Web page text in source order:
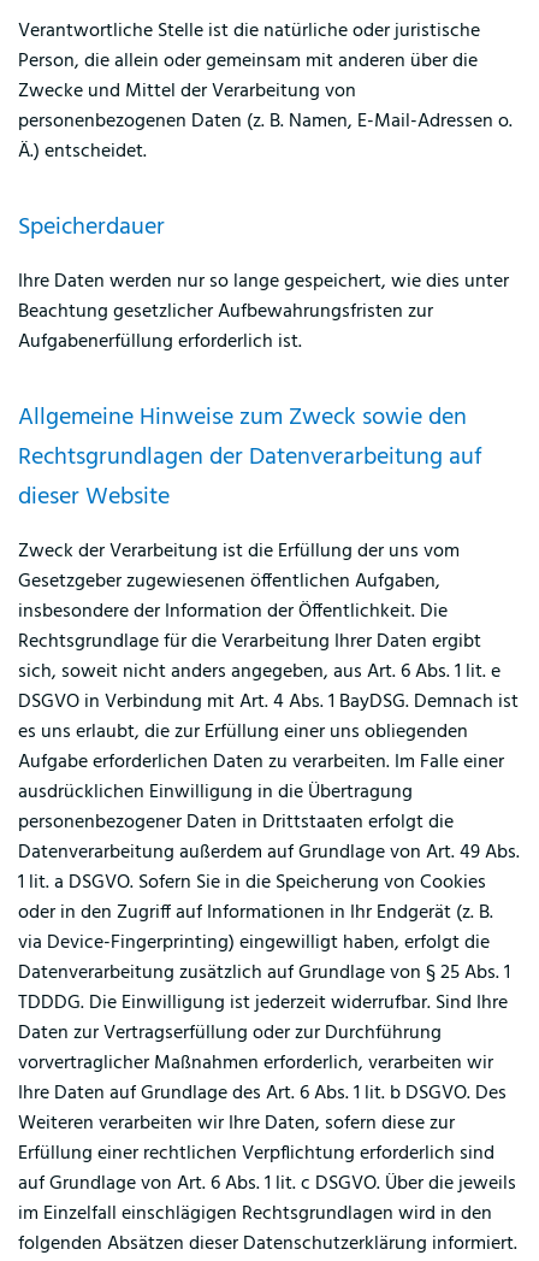
Verantwortliche Stelle ist die natürliche oder juristische
Person, die allein oder gemeinsam mit anderen über die
Zwecke und Mittel der Verarbeitung von
personenbezogenen Daten (z. B. Namen, E-Mail-Adressen o.
Ä.) entscheidet.
Speicherdauer
Ihre Daten werden nur so lange gespeichert, wie dies unter
Beachtung gesetzlicher Aufbewahrungsfristen zur
Aufgabenerfüllung erforderlich ist.
Allgemeine Hinweise zum Zweck sowie den
Rechtsgrundlagen der Datenverarbeitung auf
dieser Website
Zweck der Verarbeitung ist die Erfüllung der uns vom
Gesetzgeber zugewiesenen öffentlichen Aufgaben,
insbesondere der Information der Öffentlichkeit. Die
Rechtsgrundlage für die Verarbeitung Ihrer Daten ergibt
sich, soweit nicht anders angegeben, aus Art. 6 Abs. 1 lit. e
DSGVO in Verbindung mit Art. 4 Abs. 1 BayDSG. Demnach ist
es uns erlaubt, die zur Erfüllung einer uns obliegenden
Aufgabe erforderlichen Daten zu verarbeiten. Im Falle einer
ausdrücklichen Einwilligung in die Übertragung
personenbezogener Daten in Drittstaaten erfolgt die
Datenverarbeitung außerdem auf Grundlage von Art. 49 Abs.
1 lit. a DSGVO. Sofern Sie in die Speicherung von Cookies
oder in den Zugriff auf Informationen in Ihr Endgerät (z. B.
via Device-Fingerprinting) eingewilligt haben, erfolgt die
Datenverarbeitung zusätzlich auf Grundlage von § 25 Abs. 1
TDDDG. Die Einwilligung ist jederzeit widerrufbar. Sind Ihre
Daten zur Vertragserfüllung oder zur Durchführung
vorvertraglicher Maßnahmen erforderlich, verarbeiten wir
Ihre Daten auf Grundlage des Art. 6 Abs. 1 lit. b DSGVO. Des
Weiteren verarbeiten wir Ihre Daten, sofern diese zur
Erfüllung einer rechtlichen Verpflichtung erforderlich sind
auf Grundlage von Art. 6 Abs. 1 lit. c DSGVO. Über die jeweils
im Einzelfall einschlägigen Rechtsgrundlagen wird in den
folgenden Absätzen dieser Datenschutzerklärung informiert.